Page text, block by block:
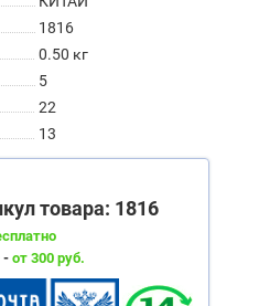
1816
0.50 кг
5
22
13
товара: 1816
- от 300 руб.